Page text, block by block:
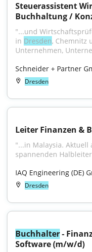
Steuerassistent
Buchhaltung /
"...und
in Dresden, Chemnitz
Unternehmen,
Schneider + Partner
Dresden
Leiter Finanzen &
"...in Malaysia.
spannenden
IAQ Engineering (DE)
Dresden
Buchhalter -
Software (m/w/d)